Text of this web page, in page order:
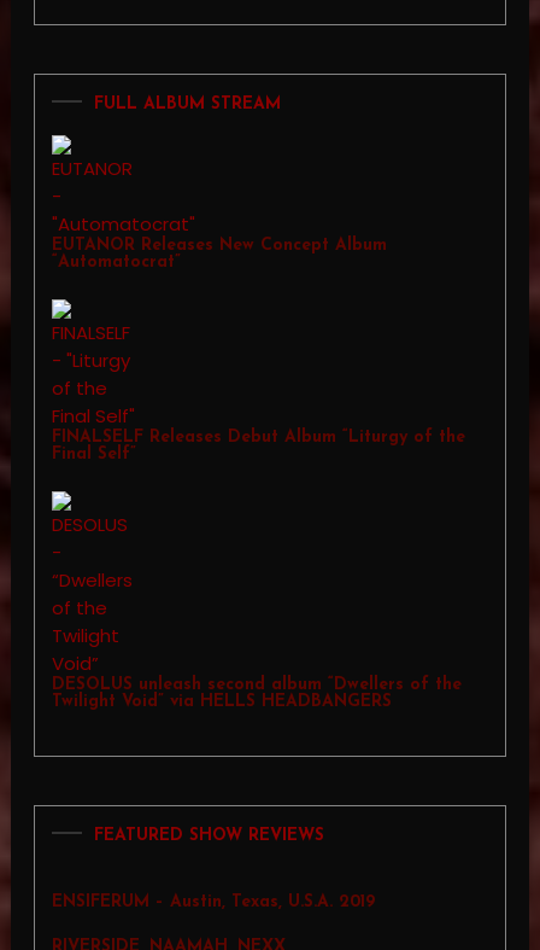
FULL ALBUM STREAM
EUTANOR Releases New Concept Album
“Automatocrat”
FINALSELF Releases Debut Album “Liturgy of the
Final Self”
DESOLUS unleash second album “Dwellers of the
Twilight Void” via HELLS HEADBANGERS
FEATURED SHOW REVIEWS
ENSIFERUM – Austin, Texas, U.S.A. 2019